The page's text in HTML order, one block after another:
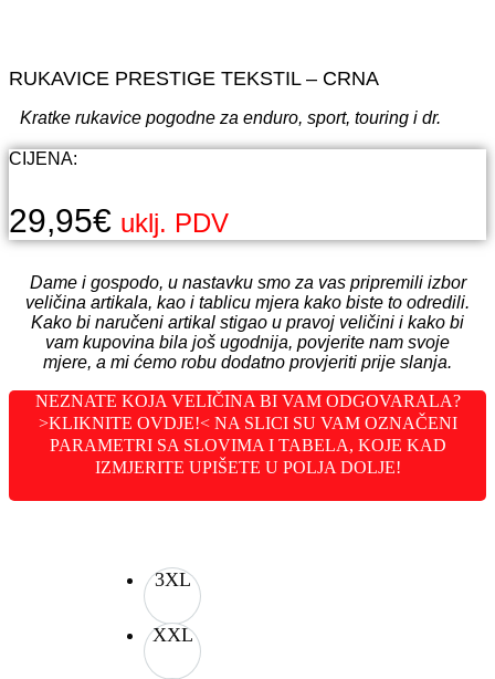
RUKAVICE PRESTIGE TEKSTIL – CRNA
Kratke rukavice pogodne za enduro, sport, touring i dr.
CIJENA:
29,95€ uklj. PDV
Dame i gospodo, u nastavku smo za vas pripremili izbor
veličina artikala, kao i tablicu mjera kako biste to odredili.
Kako bi naručeni artikal stigao u pravoj veličini i kako bi
vam kupovina bila još ugodnija, povjerite nam svoje
mjere, a mi ćemo robu dodatno provjeriti prije slanja.
NEZNATE KOJA VELIČINA BI VAM ODGOVARALA?
>KLIKNITE OVDJE!< NA SLICI SU VAM OZNAČENI
PARAMETRI SA SLOVIMA I TABELA, KOJE KAD
IZMJERITE UPIŠETE U POLJA DOLJE!
3XL
XXL